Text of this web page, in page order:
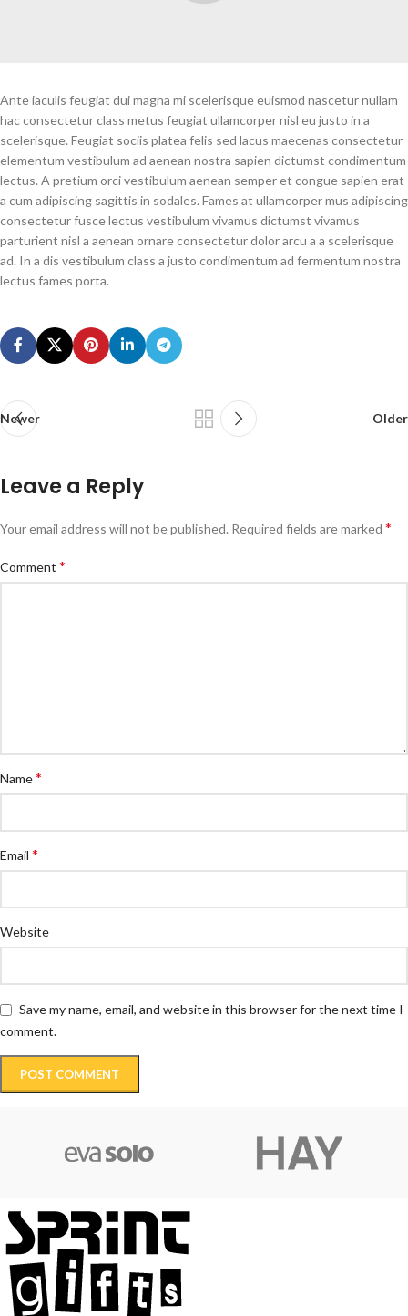
Ante iaculis feugiat dui magna mi scelerisque euismod nascetur nullam
hac consectetur class metus feugiat ullamcorper nisl eu justo in a
scelerisque. Feugiat sociis platea felis sed lacus maecenas consectetur
elementum vestibulum ad aenean nostra sapien dictumst condimentum
lectus. A pretium orci vestibulum aenean semper et congue sapien erat
a cum adipiscing sagittis in sodales. Fames at ullamcorper mus adipiscing
consectetur fusce lectus vestibulum vivamus dictumst vivamus
parturient nisl a aenean ornare consectetur dolor arcu a a scelerisque
ad. In a dis vestibulum class a justo condimentum ad fermentum nostra
lectus fames porta.
Newer Older
Leave a Reply
Your email address will not be published. Required fields are marked *
Comment *
Name*
Email *
Website
Save my name, email, and website in this browser for the next time I
comment.